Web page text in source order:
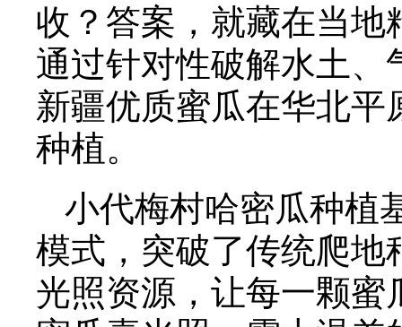
收？答案，就藏在当
通过针对性破解水土、
新疆优质蜜瓜在华北
种植。
小代梅村哈密瓜种植
模式，突破了传统爬地
光照资源，让每一颗蜜